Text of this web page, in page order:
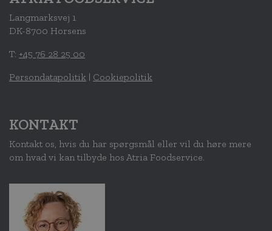
Langmarksvej 1
DK-8700 Horsens
T: +45 76 28 25 00
Persondatapolitik | Cookiepolitik
KONTAKT
Kontakt os, hvis du har spørgsmål eller vil du høre mere
om hvad vi kan tilbyde hos Atria Foodservice.